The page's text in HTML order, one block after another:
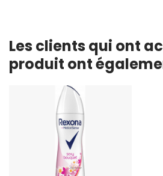
Les clients qui ont
produit ont